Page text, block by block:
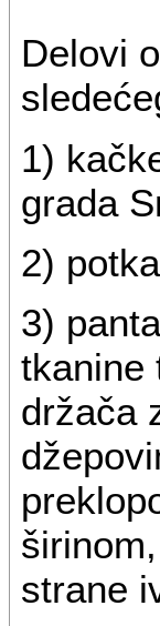
Delovi
1)
grada
2)
3)
tkanine
držača
strane